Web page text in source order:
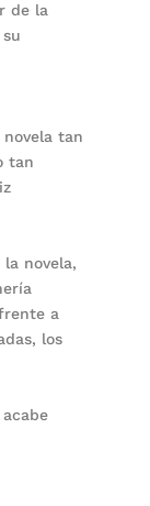
de la
tan
tan
novela,
a
los